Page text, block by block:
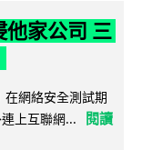
家公司 三
網絡安全測試期
上互聯網...
閱讀